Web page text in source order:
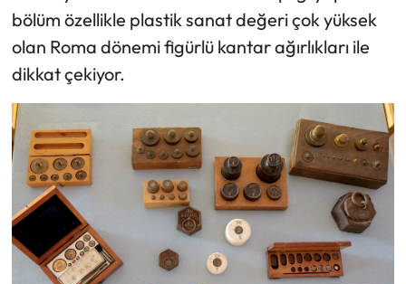
bölüm özellikle plastik sanat değeri çok yüksek
olan Roma dönemi figürlü kantar ağırlıkları ile
dikkat çekiyor.